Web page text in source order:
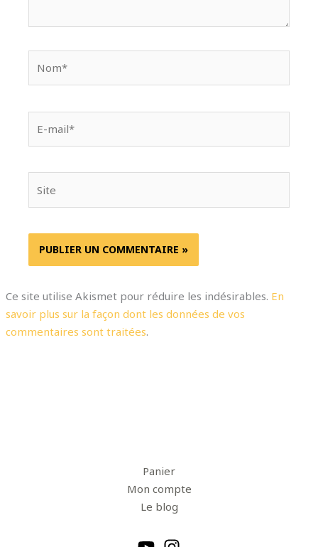
mail*
Ce site utilise Akismet pour réduire les indésirables. En
savoir plus sur la façon dont les données de vos
commentaires sont traitées.
Panier
Mon compte
Le blog